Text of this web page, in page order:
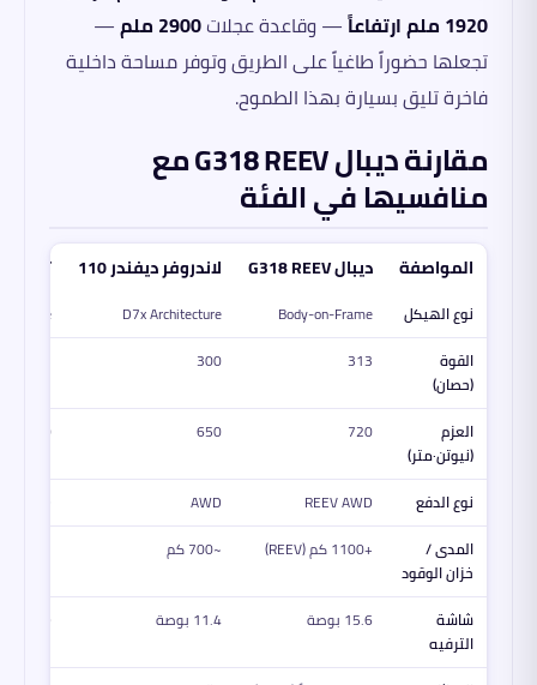
1920 ملم ارتفاعاً
— وقاعدة عجلات2900 ملم
—
تجعلها حضوراً طاغياً على الطريق وتوفر مساحة داخلية
فاخرة تليق بسيارة بهذا الطموح.
مقارنة ديبال G318 REEV مع
منافسيها في الفئة
المواصفة ديبال G318 REEV لاندروفر ديفندر 110 تويوتا
نوع الهيكل Body-on-Frame
D7x Architecture
Frame
القوة
(حصان)
313
300
العزم
(نيوتن·متر)
720
650
700
نوع الدفع REEV AWD
AWD
المدى /
خزان الوقود
+1100 كم (REEV) ~700 كم
شاشة
الترفيه
15.6 بوصة 11.4 بوصة